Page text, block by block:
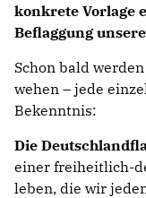
konkrete Vorlage
Beflaggung
Schon bald
wehen – jede
Bekenntnis:
Die
einer freiheitlich-
leben, die wir